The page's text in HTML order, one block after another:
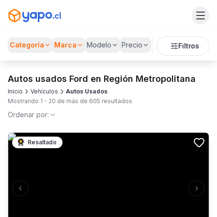
Categoría Marca Modelo Precio Filtros
Autos usados Ford en Región Metropolitana
Inicio Vehículos
Autos Usados
Mostrando 1 - 20 de más de 605 resultados
Ordenar por:
Previous slide Next
Resaltado